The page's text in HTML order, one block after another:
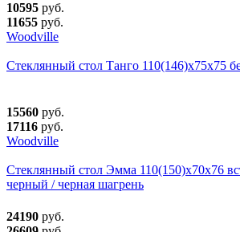
10595 руб.
11655 руб.
Woodville
Стеклянный стол Танго 110(146)х75х75
15560 руб.
17116 руб.
Woodville
Стеклянный стол Эмма 110(150)х70х76
черный / черная шагрень
24190 руб.